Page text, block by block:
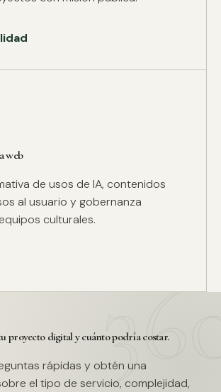
web
de usos de IA, contenidos
al usuario y gobernanza
culturales.
proyecto digital y cuánto podría costar.
rápidas y obtén una
el tipo de servicio, complejidad,